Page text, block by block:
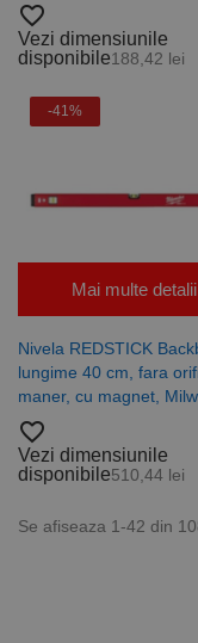
favorite_border
Vezi dimensiunile
disponibile188,42 lei
-41%
Mai multe detalii
Nivela REDSTICK
lungime 40 cm, fara
maner, cu magnet,
favorite_border
Vezi dimensiunile
disponibile510,44 lei
Se afiseaza 1-42 din